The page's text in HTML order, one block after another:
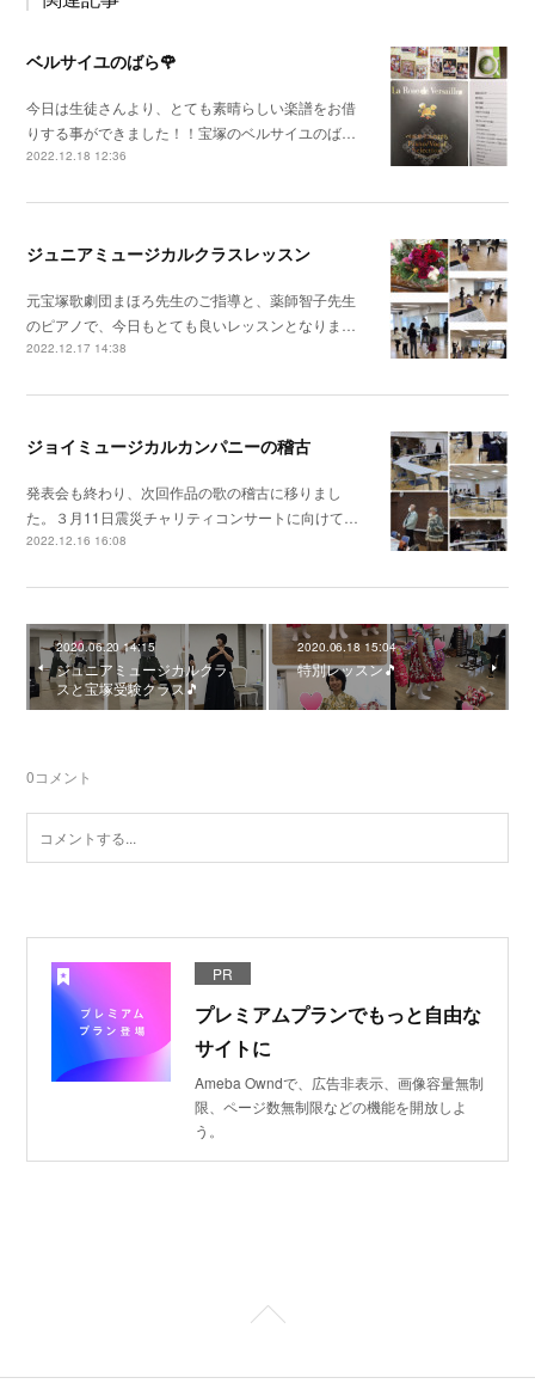
ベルサイユのばら🌹
今日は生徒さんより、とても素晴らしい楽譜をお借
りする事ができました！！宝塚のベルサイユのば…
2022.12.18 12:36
ジュニアミュージカルクラスレッスン
元宝塚歌劇団まほろ先生のご指導と、薬師智子先生
のピアノで、今日もとても良いレッスンとなりま…
2022.12.17 14:38
ジョイミュージカルカンパニーの稽古
発表会も終わり、次回作品の歌の稽古に移りまし
た。３月11日震災チャリティコンサートに向けて…
2022.12.16 16:08
2020.06.20 14:15
ジュニアミュージカルクラ
スと宝塚受験クラス🎵
2020.06.18 15:04
特別レッスン🎵
0コメント
PR
プレミアムプランでもっと自由な
サイトに
Ameba Owndで、広告非表示、画像容量無制
限、ページ数無制限などの機能を開放しよ
う。